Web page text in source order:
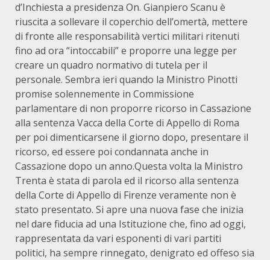
d’Inchiesta a presidenza On. Gianpiero Scanu è
riuscita a sollevare il coperchio dell’omertà, mettere
di fronte alle responsabilità vertici militari ritenuti
fino ad ora “intoccabili” e proporre una legge per
creare un quadro normativo di tutela per il
personale. Sembra ieri quando la Ministro Pinotti
promise solennemente in Commissione
parlamentare di non proporre ricorso in Cassazione
alla sentenza Vacca della Corte di Appello di Roma
per poi dimenticarsene il giorno dopo, presentare il
ricorso, ed essere poi condannata anche in
Cassazione dopo un anno.Questa volta la Ministro
Trenta è stata di parola ed il ricorso alla sentenza
della Corte di Appello di Firenze veramente non è
stato presentato. Si apre una nuova fase che inizia
nel dare fiducia ad una Istituzione che, fino ad oggi,
rappresentata da vari esponenti di vari partiti
politici, ha sempre rinnegato, denigrato ed offeso sia